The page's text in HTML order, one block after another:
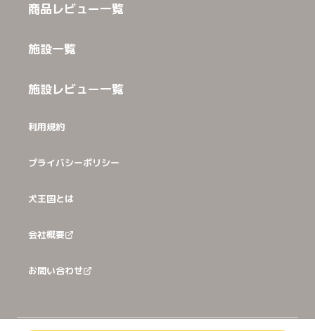
商品レビュー一覧
施設一覧
施設レビュー一覧
利用規約
プライバシーポリシー
犬王国とは
会社概要
お問い合わせ